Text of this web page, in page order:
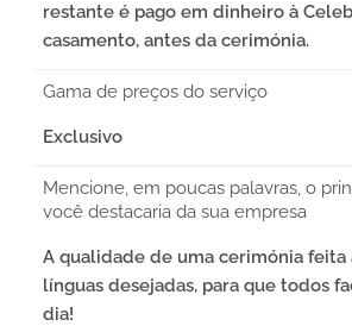
restante é pago em dinheiro à
casamento, antes da cerimónia.
Gama de preços do serviço
Exclusivo
Mencione, em poucas palavras, o
você destacaria da sua empresa
A qualidade de uma cerimónia feita
línguas desejadas, para que todos
dia!